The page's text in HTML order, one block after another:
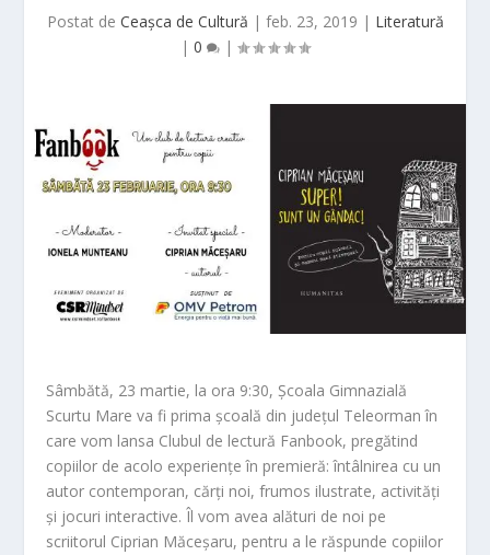
Postat de Ceașca de Cultură | feb. 23, 2019 | Literatură
| 0 |
Sâmbătă, 23 martie, la ora 9:30, Școala Gimnazială
Scurtu Mare va fi prima școală din județul Teleorman în
care vom lansa Clubul de lectură Fanbook, pregătind
copiilor de acolo experiențe în premieră: întâlnirea cu un
autor contemporan, cărți noi, frumos ilustrate, activități
și jocuri interactive. Îl vom avea alături de noi pe
scriitorul Ciprian Măceșaru, pentru a le răspunde copiilor